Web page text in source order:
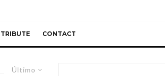
CONTACT
Último